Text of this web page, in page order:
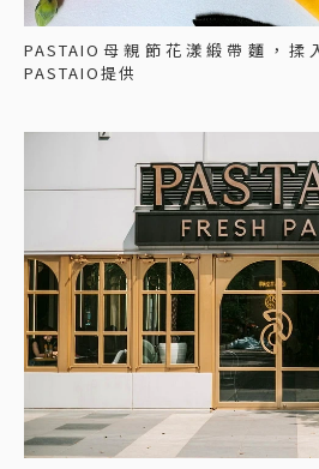
PASTAIO母親節花漾緞帶麵，
PASTAIO提供